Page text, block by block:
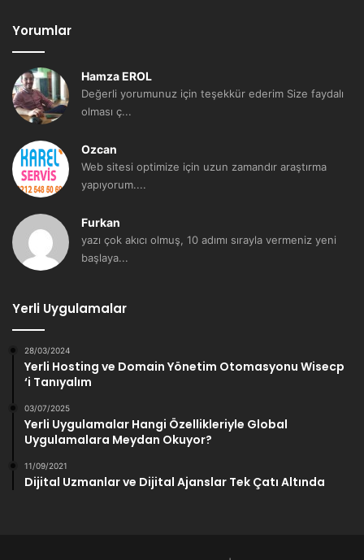
Yorumlar
Hamza EROL
Değerli yorumunuz için teşekkür ederim Size faydalı
olması ç...
Ozcan
Web sitesi optimize için uzun zamandır araştırma
yapıyorum....
Furkan
yazı çok akıcı olmuş, 10 adımı sırayla vermeniz yeni
başlaya...
Yerli Uygulamalar
28/03/2024
Yerli Hosting ve Domain Yönetim Otomasyonu Wisecp
‘i Tanıyalım
03/07/2025
Yerli Uygulamalar Hangi Özellikleriyle Global
Uygulamalara Meydan Okuyor?
11/09/2021
Dijital Uzmanlar ve Dijital Ajanslar Tek Çatı Altında